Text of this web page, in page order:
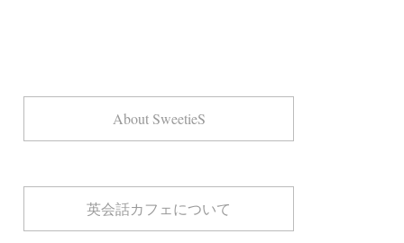
About SweetieS
英会話カフェについて